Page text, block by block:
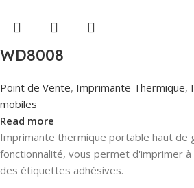
WD8008
Point de Vente, Imprimante Thermique,
mobiles
Read more
Imprimante thermique portable haut de
fonctionnalité, vous permet d'imprimer
des étiquettes adhésives.